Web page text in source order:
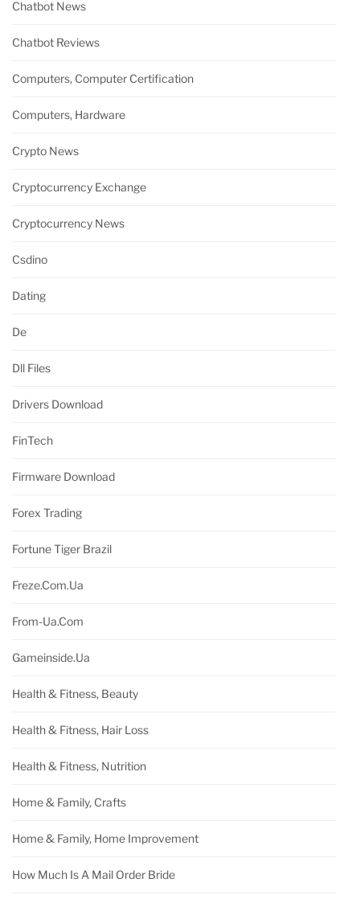
Chatbot News
Chatbot Reviews
Computers, Computer Certification
Computers, Hardware
Crypto News
Cryptocurrency Exchange
Cryptocurrency News
Csdino
Dating
De
Dll Files
Drivers Download
FinTech
Firmware Download
Forex Trading
Fortune Tiger Brazil
Freze.com.ua
From-Ua.com
Gameinside.ua
Health & Fitness, Beauty
Health & Fitness, Hair Loss
Health & Fitness, Nutrition
Home & Family, Crafts
Home & Family, Home Improvement
How Much Is A Mail Order Bride